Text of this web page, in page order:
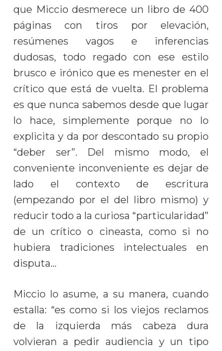
que Miccio desmerece un libro de 400
páginas con tiros por elevación,
resúmenes vagos e inferencias
dudosas, todo regado con ese estilo
brusco e irónico que es menester en el
crítico que está de vuelta. El problema
es que nunca sabemos desde que lugar
lo hace, simplemente porque no lo
explicita y da por descontado su propio
“deber ser”. Del mismo modo, el
conveniente inconveniente es dejar de
lado el contexto de escritura
(empezando por el del libro mismo) y
reducir todo a la curiosa “particularidad”
de un crítico o cineasta, como si no
hubiera tradiciones intelectuales en
disputa…
Miccio lo asume, a su manera, cuando
estalla: “es como si los viejos reclamos
de la izquierda más cabeza dura
volvieran a pedir audiencia y un tipo